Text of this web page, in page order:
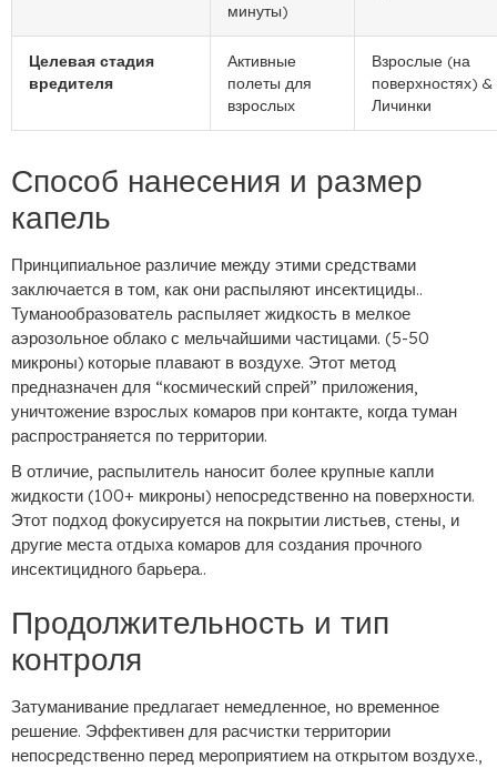
минуты)
Целевая стадия
вредителя
Активные
полеты для
взрослых
Взрослые (на
поверхностях) &
Личинки
Способ нанесения и размер
капель
Принципиальное различие между этими средствами
заключается в том, как они распыляют инсектициды..
Туманообразователь распыляет жидкость в мелкое
аэрозольное облако с мельчайшими частицами. (5-50
микроны) которые плавают в воздухе. Этот метод
предназначен для “космический спрей” приложения,
уничтожение взрослых комаров при контакте, когда туман
распространяется по территории.
В отличие, распылитель наносит более крупные капли
жидкости (100+ микроны) непосредственно на поверхности.
Этот подход фокусируется на покрытии листьев, стены, и
другие места отдыха комаров для создания прочного
инсектицидного барьера..
Продолжительность и тип
контроля
Затуманивание предлагает немедленное, но временное
решение. Эффективен для расчистки территории
непосредственно перед мероприятием на открытом воздухе.,